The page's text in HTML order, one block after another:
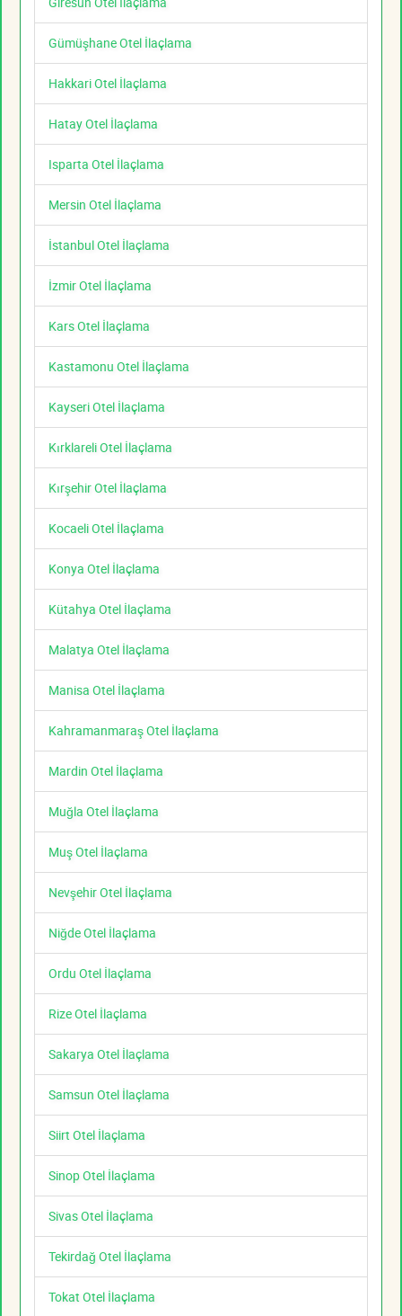
Gümüşhane Otel İlaçlama
Hakkari Otel İlaçlama
Hatay Otel İlaçlama
Isparta Otel İlaçlama
Mersin Otel İlaçlama
İstanbul Otel İlaçlama
İzmir Otel İlaçlama
Kars Otel İlaçlama
Kastamonu Otel İlaçlama
Kayseri Otel İlaçlama
Kırklareli Otel İlaçlama
Kırşehir Otel İlaçlama
Kocaeli Otel İlaçlama
Konya Otel İlaçlama
Kütahya Otel İlaçlama
Malatya Otel İlaçlama
Manisa Otel İlaçlama
Kahramanmaraş Otel İlaçlama
Mardin Otel İlaçlama
Muğla Otel İlaçlama
Muş Otel İlaçlama
Nevşehir Otel İlaçlama
Niğde Otel İlaçlama
Ordu Otel İlaçlama
Rize Otel İlaçlama
Sakarya Otel İlaçlama
Samsun Otel İlaçlama
Siirt Otel İlaçlama
Sinop Otel İlaçlama
Sivas Otel İlaçlama
Tekirdağ Otel İlaçlama
Tokat Otel İlaçlama